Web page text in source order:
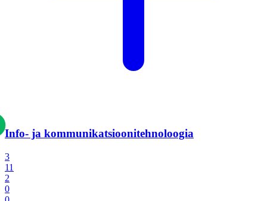
Info- ja kommunikatsiooni­tehnoloogia
3
11
2
0